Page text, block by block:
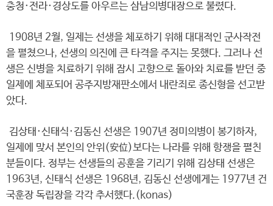
충청·전라·경상도를 아우르는 삼남의병대장으로 불렸다.
1908년 2월, 일제는 선생을 체포하기 위해 대대적인 군사작전
을 펼쳤으나, 선생의 의진에 큰 타격을 주지는 못했다. 그러나 선
생은 신병을 치료하기 위해 잠시 고향으로 돌아와 치료를 받던 중
일제에 체포되어 공주지방재판소에서 내란죄로 종신형을 선고받
았다.
김상태·신태식·김동신 선생은 1907년 정미의병이 봉기하자,
일제에 맞서 본인의 안위(安位)보다는 나라를 위해 항쟁을 펼친
분들이다. 정부는 선생들의 공훈을 기리기 위해 김상태 선생은
1963년, 신태식 선생은 1968년, 김동신 선생에게는 1977년 건
국훈장 독립장을 각각 추서했다.(konas)